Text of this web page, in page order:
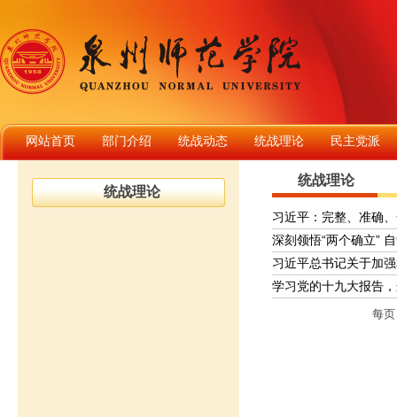
网站首页 部门介绍 统战动态 统战理论 民主党派
统战理论
统战理论
习近平：完整、准确
深刻领悟“两个确立”
习近平总书记关于加
学习党的十九大报告
每